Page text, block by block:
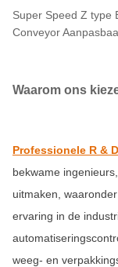
Super Speed Z type
Conveyor
Waarom ons
Professionele R &
bekwame
uitmaken,
ervaring in de
weeg- en